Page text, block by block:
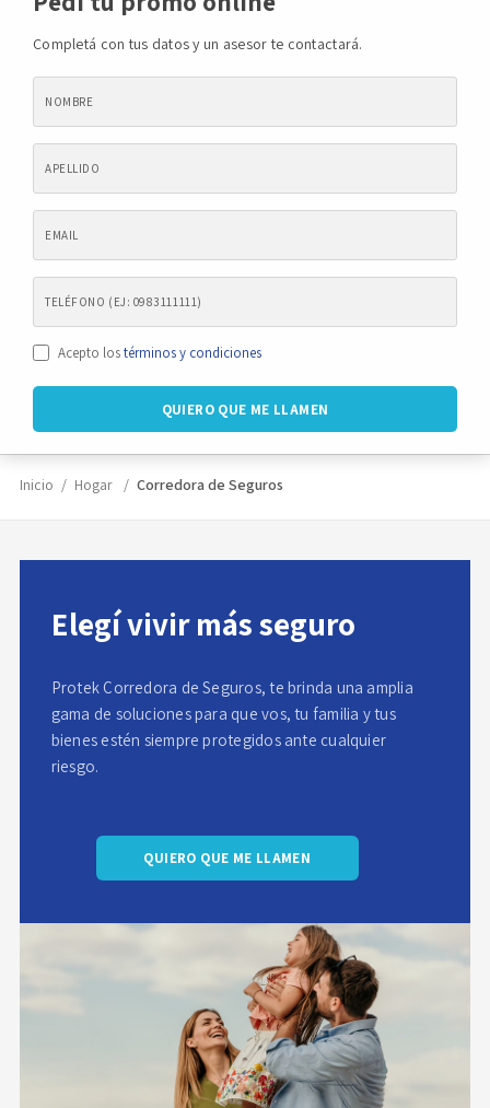
Novedades
Área de clientes
Completá con tus datos y un asesor te contactará.
Acepto lostérminos y condiciones
Inicio Hogar Corredora de Seguros
Elegí vivir más seguro
Protek Corredora de Seguros, te brinda una amplia
gama de soluciones para que vos, tu familia y tus
bienes estén siempre protegidos ante cualquier
riesgo.
QUIERO QUE ME LLAMEN